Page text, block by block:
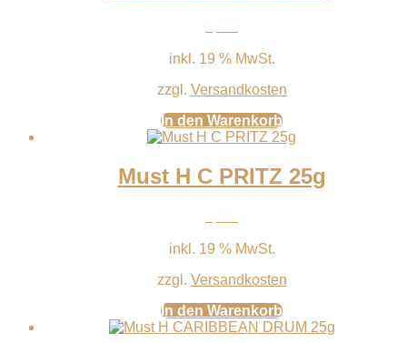
inkl. 19 % MwSt.
zzgl. Versandkosten
In den Warenkorb
Must H C PRITZ 25g
inkl. 19 % MwSt.
zzgl. Versandkosten
In den Warenkorb